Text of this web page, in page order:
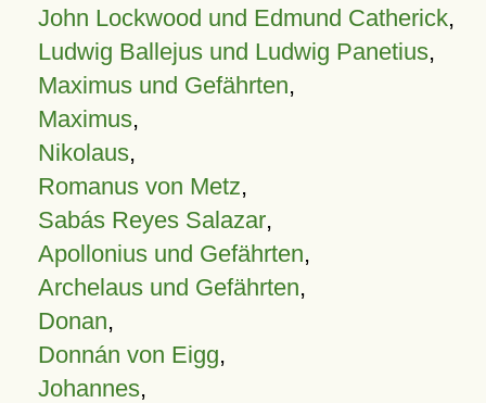
John Lockwood und Edmund Catherick,
Ludwig Ballejus und Ludwig Panetius,
Maximus und Gefährten,
Maximus,
Nikolaus,
Romanus von Metz,
Sabás Reyes Salazar,
Apollonius und Gefährten,
Archelaus und Gefährten,
Donan,
Donnán von Eigg,
Johannes,